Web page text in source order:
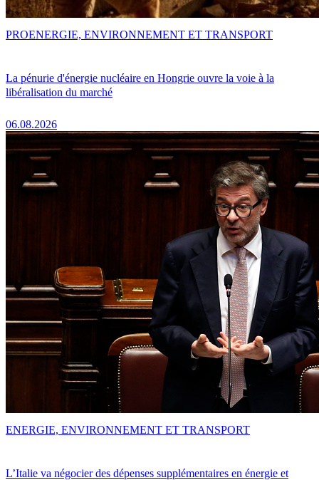
La pénurie d'énergie nucléaire en Hongrie ouvre la voie à la
libéralisation du marché
06.08.2026
PROENERGIE, ENVIRONNEMENT ET TRANSPORT
L’Italie va négocier des dépenses supplémentaires en énergie et
ENERGIE, ENVIRONNEMENT ET TRANSPORT